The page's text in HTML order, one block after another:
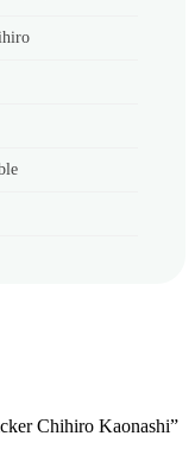
Chihiro Kaonashi”